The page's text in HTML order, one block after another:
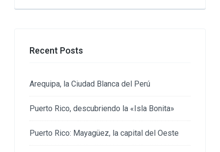
Recent Posts
Arequipa, la Ciudad Blanca del Perú
Puerto Rico, descubriendo la «Isla Bonita»
Puerto Rico: Mayagüez, la capital del Oeste